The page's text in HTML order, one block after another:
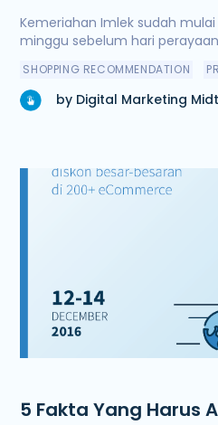
Online di Lunar Fest!
Kemeriahan Imlek sudah
minggu sebelum hari
SHOPPING RECOMMENDATION
by Digital Marketing
5 Fakta Yang Harus